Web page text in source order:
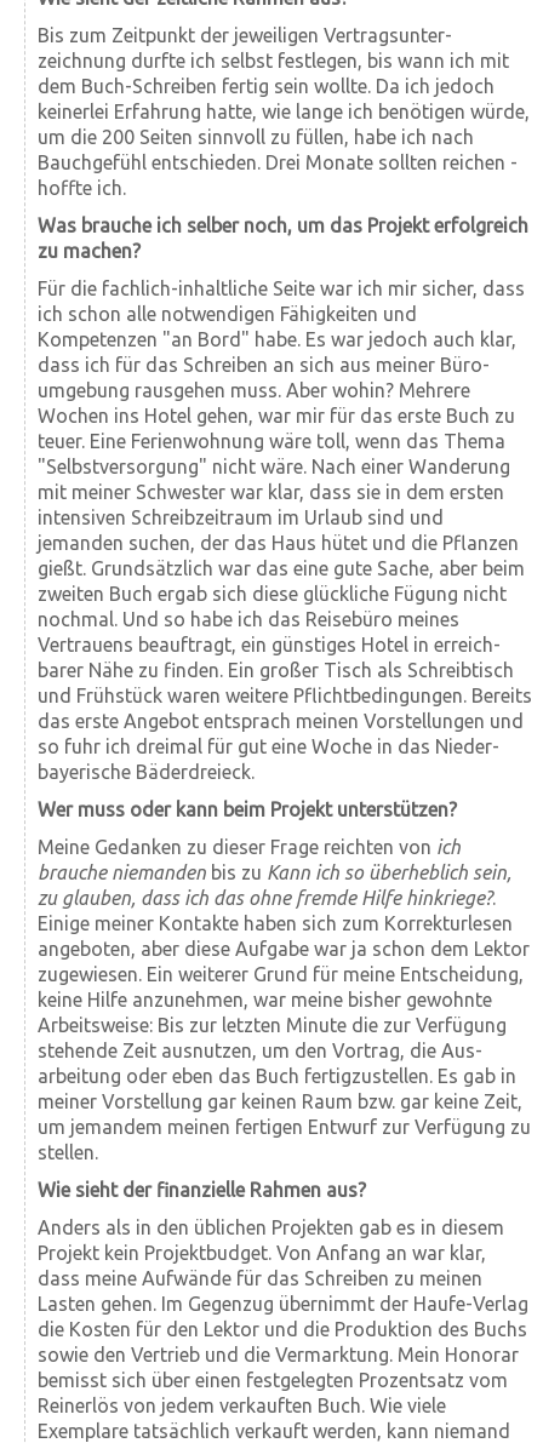
Bis zum Zeitpunkt der jeweiligen Vertrags­unter­
zeichnung durfte ich selbst festlegen, bis wann ich mit
dem Buch-Schreiben fertig sein wollte. Da ich jedoch
keinerlei Erfahrung hatte, wie lange ich benötigen würde,
um die 200 Seiten sinnvoll zu füllen, habe ich nach
Bauch­gefühl ent­schieden. Drei Monate sollten reichen -
hoffte ich.
Was brauche ich selber noch, um das Projekt erfolgreich
zu machen?
Für die fachlich-inhalt­liche Seite war ich mir sicher, dass
ich schon alle notwendigen Fähigkeiten und
Kompetenzen "an Bord" habe. Es war jedoch auch klar,
dass ich für das Schreiben an sich aus meiner Büro­
umgebung raus­gehen muss. Aber wohin? Mehrere
Wochen ins Hotel gehen, war mir für das erste Buch zu
teuer. Eine Ferien­wohnung wäre toll, wenn das Thema
"Selbst­ver­sorgung" nicht wäre. Nach einer Wanderung
mit meiner Schwester war klar, dass sie in dem ersten
intensiven Schreib­zeitraum im Urlaub sind und
jemanden suchen, der das Haus hütet und die Pflanzen
gießt. Grund­sätzlich war das eine gute Sache, aber beim
zweiten Buch ergab sich diese glück­liche Fügung nicht
nochmal. Und so habe ich das Reise­büro meines
Vertrauens beauftragt, ein günstiges Hotel in erreich­
barer Nähe zu finden. Ein großer Tisch als Schreib­tisch
und Früh­stück waren weitere Pflicht­be­dingungen. Bereits
das erste Angebot entsprach meinen Vor­stellungen und
so fuhr ich dreimal für gut eine Woche in das Nieder­
bayerische Bäder­dreieck.
Wer muss oder kann beim Projekt unterstützen?
Meine Gedanken zu dieser Frage reichten von ich
brauche niemanden bis zu Kann ich so über­heblich sein,
zu glauben, dass ich das ohne fremde Hilfe hin­kriege?.
Einige meiner Kontakte haben sich zum Korrektur­lesen
angeboten, aber diese Aufgabe war ja schon dem Lektor
zu­ge­wiesen. Ein weiterer Grund für meine Ent­scheidung,
keine Hilfe anzunehmen, war meine bisher gewohnte
Arbeits­weise: Bis zur letzten Minute die zur Ver­fügung
stehende Zeit aus­nutzen, um den Vor­trag, die Aus­
arbeitung oder eben das Buch fertig­zu­stellen. Es gab in
meiner Vor­stellung gar keinen Raum bzw. gar keine Zeit,
um jemandem meinen fertigen Entwurf zur Ver­fügung zu
stellen.
Wie sieht der finanzielle Rahmen aus?
Anders als in den üblichen Projekten gab es in diesem
Projekt kein Projekt­budget. Von Anfang an war klar,
dass meine Auf­wände für das Schreiben zu meinen
Lasten gehen. Im Gegen­zug über­nimmt der Haufe-Verlag
die Kosten für den Lektor und die Produktion des Buchs
sowie den Vertrieb und die Ver­mark­tung. Mein Honorar
bemisst sich über einen fest­gelegten Prozent­satz vom
Rein­erlös von jedem ver­kauften Buch. Wie viele
Exemplare tat­sächlich verkauft werden, kann niemand